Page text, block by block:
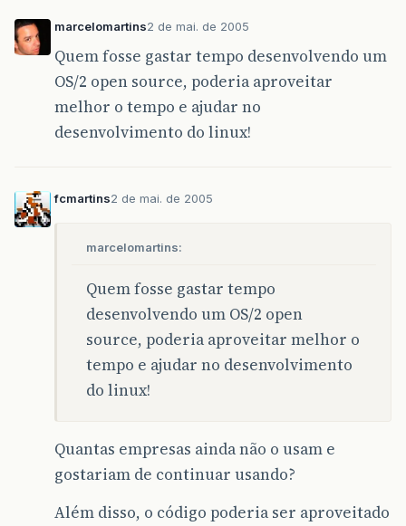
marcelomartins2 de mai. de 2005
Quem fosse gastar tempo desenvolvendo um
OS/2 open source, poderia aproveitar
melhor o tempo e ajudar no
desenvolvimento do linux!
fcmartins2 de mai. de 2005
marcelomartins:
Quem fosse gastar tempo
desenvolvendo um OS/2 open
source, poderia aproveitar melhor o
tempo e ajudar no desenvolvimento
do linux!
Quantas empresas ainda não o usam e
gostariam de continuar usando?
Além disso, o código poderia ser aproveitado